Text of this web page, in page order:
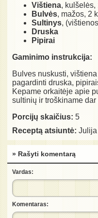
Vištiena, kulšelės,
Bulvės, mažos, 2
Sultinys,
Druska
Pipirai
Gaminimo instrukcija:
Bulves nuskusti,
pagardinti druska,
Kepame orkaitėje apie
sultinių ir troškiname
Porcijų skaičius: 5
Receptą atsiuntė: Julija
» Rašyti komentarą
Vardas:
Komentaras: